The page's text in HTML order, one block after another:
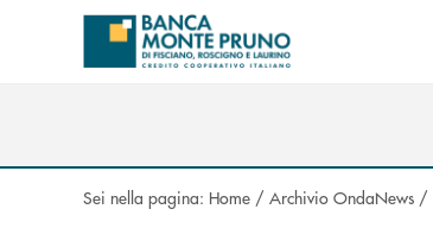
Salta al contenuto principale
Sei nella pagina: Home / Archivio OndaNews /